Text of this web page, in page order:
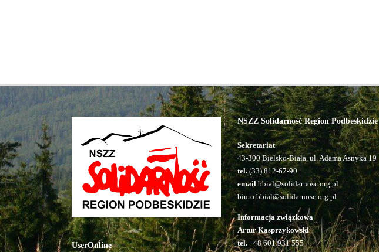
UserOnline
NSZZ Solidarność Region Podbeskidzie
Sekretariat
43-300 Bielsko-Biała, ul. Adama Asnyka 19
tel. (33) 812-67-90
email bbial@solidarnosc.org.pl
biuro.bbial@solidarnosc.org.pl
Informacja związkowa
Artur Kasprzykowski
tel.+48 601 931 555